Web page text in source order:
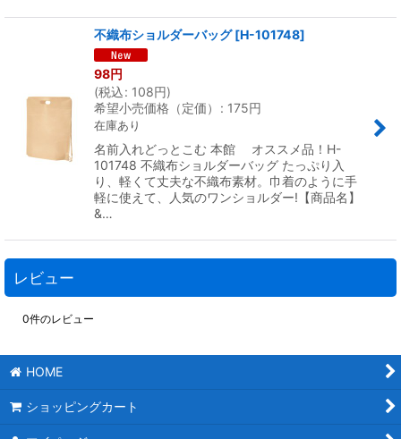
不織布ショルダーバッグ [H-101748]
98円
(税込: 108円)
希望小売価格（定価）
: 175円
在庫あり
名前入れどっとこむ 本館 オススメ品！H-
101748 不織布ショルダーバッグ たっぷり入
り、軽くて丈夫な不織布素材。巾着のように手
軽に使えて、人気のワンショルダー!【商品名】
&…
レビュー
0件のレビュー
HOME
ショッピングカート